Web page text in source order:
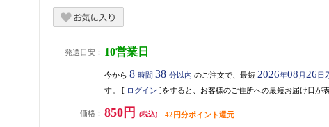
発送目安： 10営業日
今から 8 時間 38 分以内 のご注文で、最短 2026年08 月 26日
す。 [ ログイン ]をすると、お客様のご住所への最短お届け日が
価格： 850円 (税込) 42円分ポイント還元